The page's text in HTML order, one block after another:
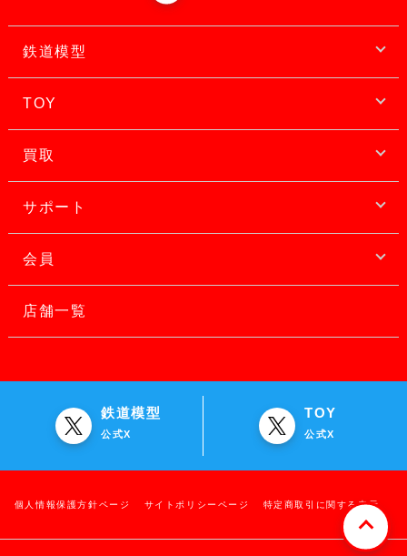
鉄道模型
TOY
買取
サポート
会員
店舗一覧
鉄道模型
公式X
TOY
公式X
個人情報保護方針ページ サイトポリシーページ 特定商取引に関する表示